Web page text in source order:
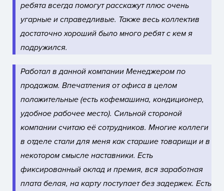
ребята всегда помогут расскажут плюс очень
угарные и справедливые. Также весь коллектив
достаточно хороший было много ребят с кем я
подружился.
Работал в данной компании Менеджером по
продажам. Впечатления от офиса в целом
положительные (есть кофемашина, кондиционер,
удобное рабочее место). Сильной стороной
компании считаю её сотрудников. Многие коллеги
в отделе стали для меня как старшие товарищи и в
некотором смысле наставники. Есть
фиксированный оклад и премия, вся заработная
плата белая, на карту поступает без задержек. Есть